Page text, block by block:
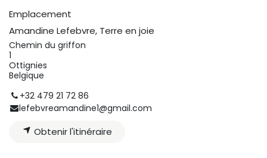
Emplacement
Amandine Lefebvre, Terre en joie
Chemin du griffon
1
Ottignies
Belgique
+32 479 21 72 86
lefebvreamandine1@gmail.com
Obtenir l'itinéraire